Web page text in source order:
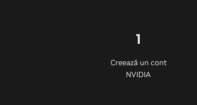
1
Creează un cont
NVIDIA